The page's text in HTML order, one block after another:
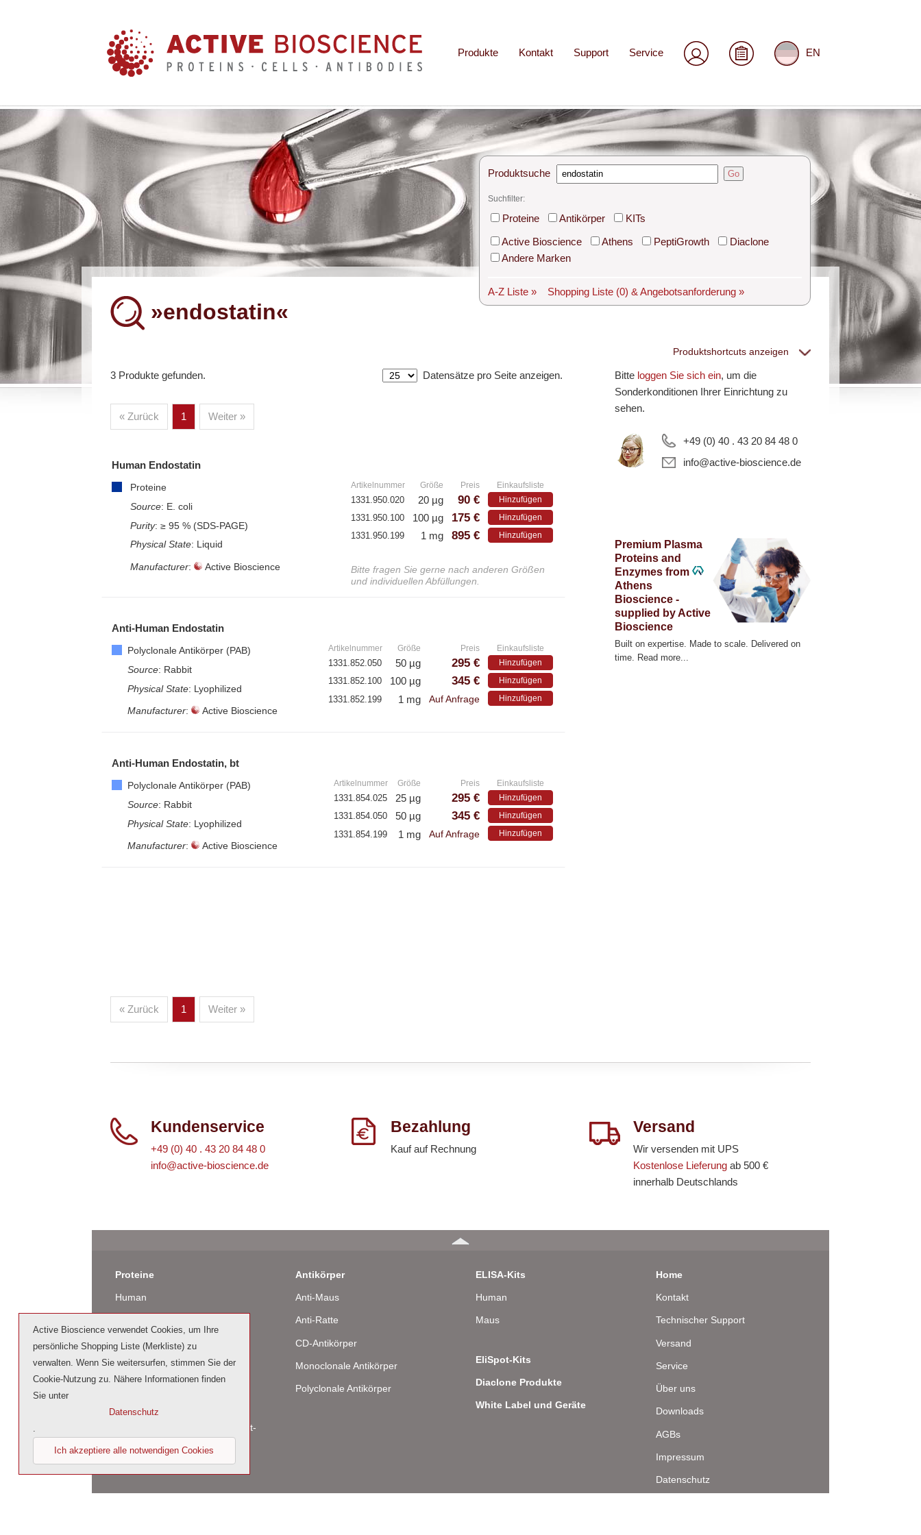
Produkte Kontakt Support Service EN
»endostatin«
Produktsuche Go
Suchfilter:
Proteine Antikörper
KITs
Active Bioscience
Athens PeptiGrowth
Diaclone
Andere Marken
A-Z Liste » Shopping Liste (0) & Angebotsanforderung »
Proteine
– Alle Proteine
– Human
– Maus – Ratte
– Cell culture tested premium (cct-premium)
Athens
– Immunoglobulin (Ig)
PeptiGrowth
– Kostenlose Muster
Diaclone
– Alle Diaclone Produkte
– EliSpot-Kits
Antikörper
– Anti-murine
– Anti-rat
Geräte
– Alle White Label und technische Produkte
– A·EL·VIS Produkte
– EzScope 101 Live Cell Imaging System
Produktshortcuts anzeigen
3 Produkte gefunden. Datensätze pro Seite anzeigen.
« Zurück 1 Weiter »
Bitte loggen Sie sich ein, um die
Sonderkonditionen Ihrer Einrichtung zu
sehen.
+49 (0) 40 . 43 20 84 48 0
info@active-bioscience.de
Premium Plasma
Proteins and
Enzymes from
Athens
Bioscience -
supplied by Active
Bioscience
Built on expertise. Made to scale. Delivered on
time. Read more...
Human Endostatin
Proteine
Source: E. coli
Purity: ≥ 95 % (SDS-PAGE)
Physical State: Liquid
Manufacturer: Active Bioscience
Artikelnummer Größe Preis Einkaufsliste
1331.950.020 20 µg 90 € Hinzufügen
1331.950.100 100 µg 175 € Hinzufügen
1331.950.199 1 mg 895 € Hinzufügen
Bitte fragen Sie gerne nach anderen Größen
und individuellen Abfüllungen.
Anti-Human Endostatin
Polyclonale Antikörper (PAB)
Source: Rabbit
Physical State: Lyophilized
Manufacturer: Active Bioscience
Artikelnummer Größe Preis Einkaufsliste
1331.852.050 50 µg 295 € Hinzufügen
1331.852.100 100 µg 345 € Hinzufügen
1331.852.199 1 mg Auf Anfrage Hinzufügen
Anti-Human Endostatin, bt
Polyclonale Antikörper (PAB)
Source: Rabbit
Physical State: Lyophilized
Manufacturer: Active Bioscience
Artikelnummer Größe Preis Einkaufsliste
1331.854.025 25 µg 295 € Hinzufügen
1331.854.050 50 µg 345 € Hinzufügen
1331.854.199 1 mg Auf Anfrage Hinzufügen
« Zurück 1 Weiter »
Kundenservice
+49 (0) 40 . 43 20 84 48 0
info@active-bioscience.de
Bezahlung
Kauf auf Rechnung
Versand
Wir versenden mit UPS
Kostenlose Lieferung ab 500 €
innerhalb Deutschlands
Proteine
Human
Ratte
Rind / Schaf
Cell culture tested premium (cct-
premium)
Antikörper
Anti-Maus
Anti-Ratte
CD-Antikörper
Monoclonale Antikörper
Polyclonale Antikörper
ELISA-Kits
Human
Maus
EliSpot-Kits
Diaclone Produkte
White Label und Geräte
Home
Kontakt
Technischer Support
Versand
Service
Über uns
Downloads
AGBs
Impressum
Datenschutz
Active Bioscience verwendet Cookies, um Ihre
persönliche Shopping Liste (Merkliste) zu
verwalten. Wenn Sie weitersurfen, stimmen Sie der
Cookie-Nutzung zu. Nähere Informationen finden
Sie unter
Datenschutz
Ich akzeptiere alle notwendigen Cookies